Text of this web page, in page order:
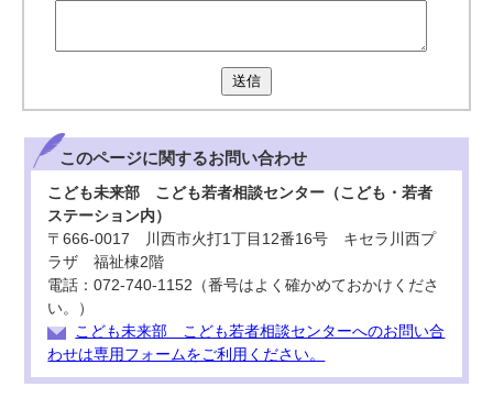
送信
このページに関するお問い合わせ
こども未来部 こども若者相談センター（こども・若者
ステーション内）
〒666-0017 川西市火打1丁目12番16号 キセラ川西プ
ラザ 福祉棟2階
電話：072-740-1152（番号はよく確かめておかけくださ
い。）
こども未来部 こども若者相談センターへのお問い合
わせは専用フォームをご利用ください。